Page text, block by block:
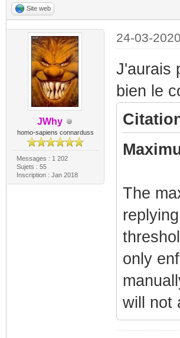
Site web
JWhy
homo-sapiens connarduss
Messages : 1 202
Sujets : 55
Inscription : Jan 2018
24-03-
J'aurais
bien le
The
only
will not